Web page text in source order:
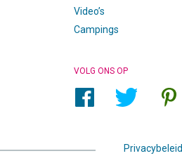
Video’s
Campings
VOLG ONS OP
Privacybeleid